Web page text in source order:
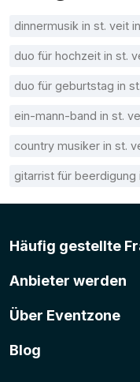
dinnermusik in st. veit
duo für hochzeit in st.
duo für geburtstag in
ein-mann-band in st.
country musiker in st.
gitarrist für
Häufig gestellte
Anbieter werden
Über Eventzone
Blog